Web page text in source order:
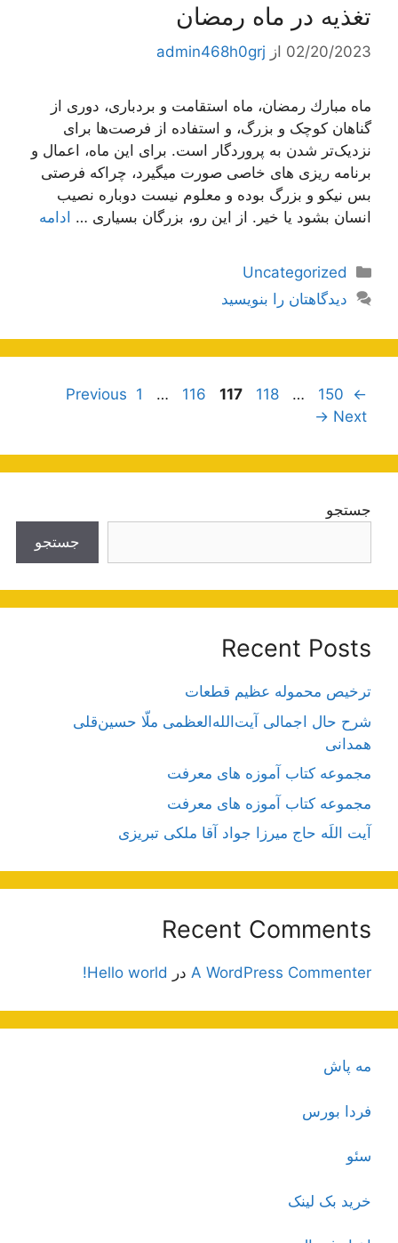
تغذیه در ماه رمضان
02/20/2023 از admin468h0grj
ماه مبارك رمضان، ماه استقامت و بردباری، دوری از
گناهان کوچک و بزرگ، و استفاده از فرصت‌ها برای
نزدیک‌تر شدن به پروردگار است. برای این ماه، اعمال و
برنامه ریزی های خاصی صورت میگیرد، چراکه فرصتی
بس نیکو و بزرگ بوده و معلوم نیست دوباره نصیب
انسان بشود یا خیر. از این رو، بزرگان بسیاری … ادامه
دسته‌ها
Uncategorized
دیدگاهتان را بنویسید
ناوبری
نوشته‌ها
←
Page 1 …
Page 116
Page117
Page 118 …
Page 150
Next
→
جستجو
جستجو
Recent Posts
ترخیص محموله عظیم قطعات
شرح حال اجمالی آیت‌الله‌العظمی ملّا حسین‌قلی
همدانی
مجموعه کتاب آموزه های معرفت
مجموعه کتاب آموزه های معرفت
آیت اللَه حاج میرزا جواد آقا ملکی تبریزی
Recent Comments
A WordPress Commenter در Hello world!
مه پاش
فردا بورس
سئو
خرید بک لینک